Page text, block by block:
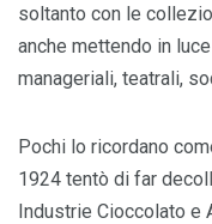
soltanto con le
anche mettendo in
manageriali, teatrali,
Pochi lo ricordano
1924 tentò di far
Industrie Cioccolato e